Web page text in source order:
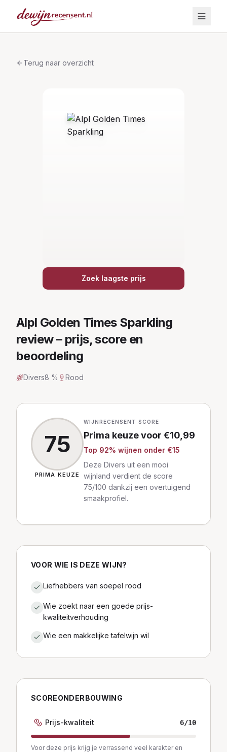
Terug naar overzicht
Zoek laagste prijs
Alpl Golden Times Sparkling
review – prijs, score en
beoordeling
Divers8 % Rood
75
PRIMA KEUZE
WIJNRECENSENT SCORE
Prima keuzevoor €10,99
Top 92% wijnen onder €15
Deze Divers uit een mooi
wijnland verdient de score
75/100 dankzij een overtuigend
smaakprofiel.
VOOR WIE IS DEZE WIJN?
Liefhebbers van soepel rood
Wie zoekt naar een goede prijs-
kwaliteitverhouding
Wie een makkelijke tafelwijn wil
SCOREONDERBOUWING
Prijs-kwaliteit 6/10
Voor deze prijs krijg je verrassend veel karakter en